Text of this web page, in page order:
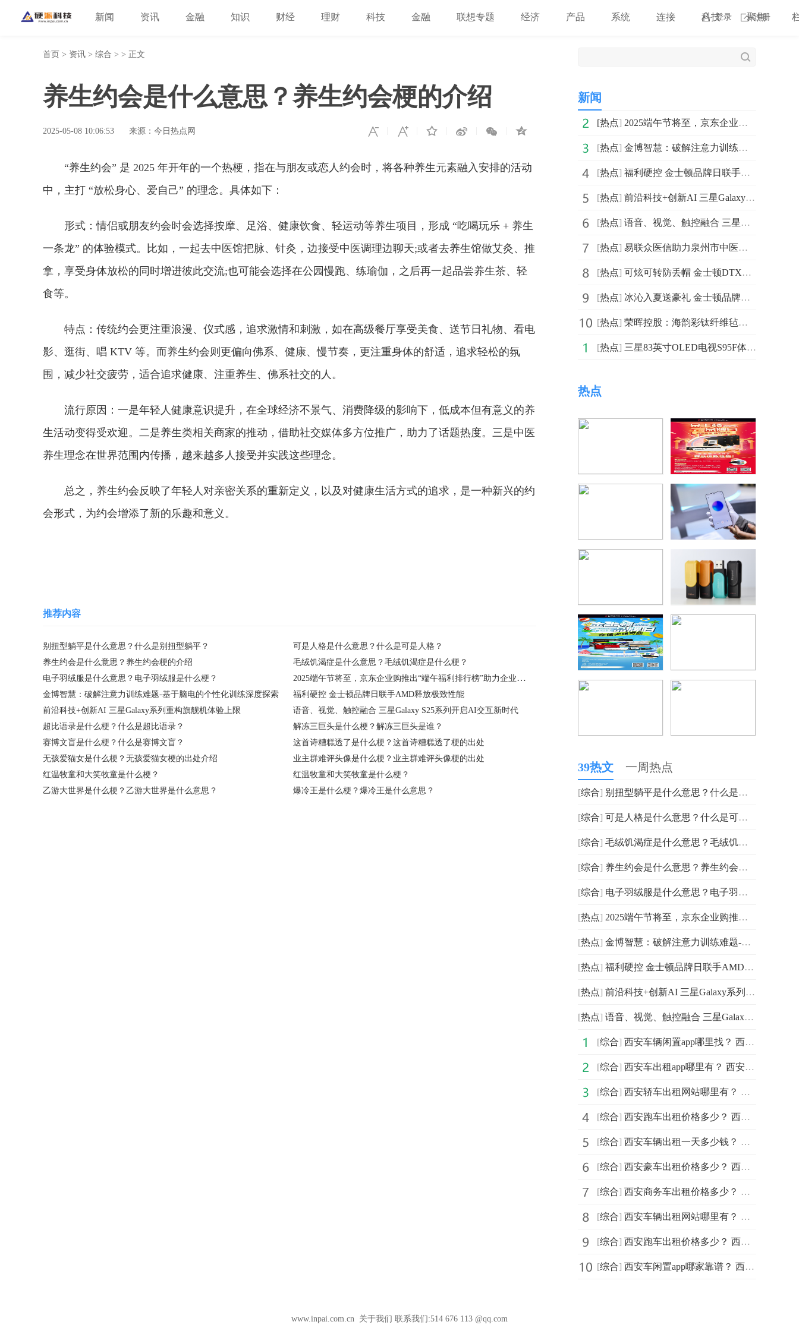
登录 注册
新闻 资讯 金融 知识 财经 理财 科技 金融 联想专题 经济 产品 系统 连接 科技 聚焦
首页 > 资讯 > 综合 > > 正文
养生约会是什么意思？养生约会梗的介绍
2025-05-08 10:06:53 来源：今日热点网
“养生约会” 是 2025 年开年的一个热梗，指在与朋友或恋人约会时，将各种养生元素融入安排的活动
中，主打 “放松身心、爱自己” 的理念。具体如下：
形式：情侣或朋友约会时会选择按摩、足浴、健康饮食、轻运动等养生项目，形成 “吃喝玩乐 + 养生
一条龙” 的体验模式。比如，一起去中医馆把脉、针灸，边接受中医调理边聊天;或者去养生馆做艾灸、推
拿，享受身体放松的同时增进彼此交流;也可能会选择在公园慢跑、练瑜伽，之后再一起品尝养生茶、轻
食等。
特点：传统约会更注重浪漫、仪式感，追求激情和刺激，如在高级餐厅享受美食、送节日礼物、看电
影、逛街、唱 KTV 等。而养生约会则更偏向佛系、健康、慢节奏，更注重身体的舒适，追求轻松的氛
围，减少社交疲劳，适合追求健康、注重养生、佛系社交的人。
流行原因：一是年轻人健康意识提升，在全球经济不景气、消费降级的影响下，低成本但有意义的养
生活动变得受欢迎。二是养生类相关商家的推动，借助社交媒体多方位推广，助力了话题热度。三是中医
养生理念在世界范围内传播，越来越多人接受并实践这些理念。
总之，养生约会反映了年轻人对亲密关系的重新定义，以及对健康生活方式的追求，是一种新兴的约
会形式，为约会增添了新的乐趣和意义。
推荐内容
别扭型躺平是什么意思？什么是别扭型躺平？
可是人格是什么意思？什么是可是人格？
养生约会是什么意思？养生约会梗的介绍
毛绒饥渴症是什么意思？毛绒饥渴症是什么梗？
电子羽绒服是什么意思？电子羽绒服是什么梗？
2025端午节将至，京东企业购推出“端午福利排行榜”助力企业高效便捷采购
金博智慧：破解注意力训练难题-基于脑电的个性化训练深度探索
福利硬控 金士顿品牌日联手AMD释放极致性能
前沿科技+创新AI 三星Galaxy系列重构旗舰机体验上限
语音、视觉、触控融合 三星Galaxy S25系列开启AI交互新时代
超比语录是什么梗？什么是超比语录？
解冻三巨头是什么梗？解冻三巨头是谁？
赛博文盲是什么梗？什么是赛博文盲？
这首诗糟糕透了是什么梗？这首诗糟糕透了梗的出处
无孩爱猫女是什么梗？无孩爱猫女梗的出处介绍
业主群难评头像是什么梗？业主群难评头像梗的出处
红温牧童和大笑牧童是什么梗？
红温牧童和大笑牧童是什么梗？
乙游大世界是什么梗？乙游大世界是什么意思？
爆冷王是什么梗？爆冷王是什么意思？
新闻
[热点] 2025端午节将至，京东企业购推出“端午福利排行榜”助力
[热点] 金博智慧：破解注意力训练难题-基于脑电的个性化训练深度
[热点] 福利硬控 金士顿品牌日联手AMD释放极致性能
[热点] 前沿科技+创新AI 三星Galaxy系列重构旗舰机体验上限
[热点] 语音、视觉、触控融合 三星Galaxy S25系列开启AI交互新时代
[热点] 易联众医信助力泉州市中医院DeepSeek项目入选泉州十佳数
[热点] 可炫可转防丢帽 金士顿DTXS闪存盘致敬经典
[热点] 冰沁入夏送豪礼 金士顿品牌日全国线下店活力放送
[热点] 荣晖控股：海韵彩钛纤维毡，重塑氢能材料格局
[热点] 三星83英寸OLED电视S95F体验：AI正在引领电视变革
热点
39热文 一周热点
[综合] 别扭型躺平是什么意思？什么是别扭型躺平？
[综合] 可是人格是什么意思？什么是可是人格？
[综合] 毛绒饥渴症是什么意思？毛绒饥渴症是什么梗？
[综合] 养生约会是什么意思？养生约会梗的介绍
[综合] 电子羽绒服是什么意思？电子羽绒服是什么梗？
[热点] 2025端午节将至，京东企业购推出“端午福利排行榜”助力
[热点] 金博智慧：破解注意力训练难题-基于脑电的个性化训练深度
[热点] 福利硬控 金士顿品牌日联手AMD释放极致性能
[热点] 前沿科技+创新AI 三星Galaxy系列重构旗舰机体验上限
[热点] 语音、视觉、触控融合 三星Galaxy S25系列开启AI交互新时代
[综合] 西安车辆闲置app哪里找？ 西安车辆闲置app哪家便捷？
[综合] 西安车出租app哪里有？ 西安车出租app哪家好？
[综合] 西安轿车出租网站哪里有？ 西安轿车出租网站哪家好？
[综合] 西安跑车出租价格多少？ 西安跑车出租多少钱？
[综合] 西安车辆出租一天多少钱？ 西安车辆出租一月多少钱？
[综合] 西安豪车出租价格多少？ 西安豪车出租多少钱？
[综合] 西安商务车出租价格多少？ 西安商务车出租多少钱？
[综合] 西安车辆出租网站哪里有？ 西安车辆出租网站哪家好？
[综合] 西安跑车出租价格多少？ 西安跑车出租多少钱？
[综合] 西安车闲置app哪家靠谱？ 西安车闲置app哪个好？
www.inpai.com.cn 关于我们 联系我们:514 676 113 @qq.com